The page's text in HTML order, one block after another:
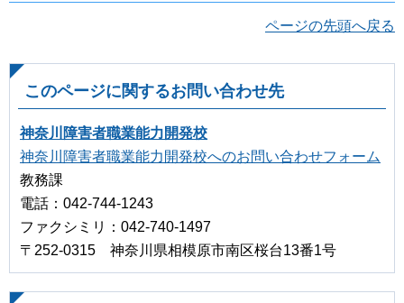
ページの先頭へ戻る
このページに関するお問い合わせ先
神奈川障害者職業能力開発校
神奈川障害者職業能力開発校へのお問い合わせフォーム
教務課
電話：042-744-1243
ファクシミリ：042-740-1497
〒252-0315 神奈川県相模原市南区桜台13番1号